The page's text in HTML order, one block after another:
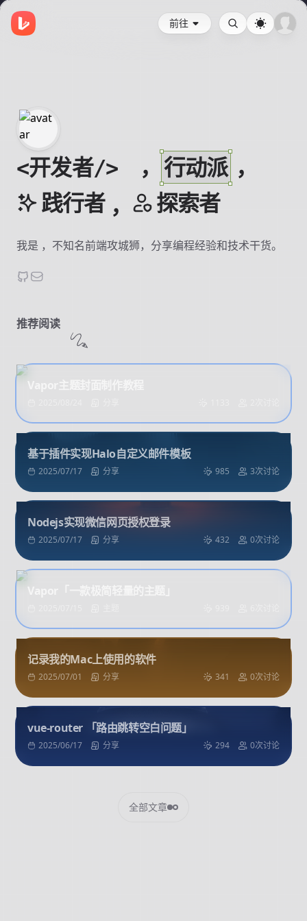
前往
<开发者/> ， 行动派 ，
践行者 ， 探索者
我是 ，不知名前端攻城狮，分享编程经验和技术干货。
推荐阅读
Vapor主题封面制作教程
基于插件实现Halo自定义邮件模板
2025/07/17 分享 985 3次讨论
Nodejs实现微信网页授权登录
2025/07/17 分享 432 0次讨论
Vapor「一款极简轻量的主题」
记录我的Mac上使用的软件
2025/07/01 分享 341 0次讨论
vue-router 「路由跳转空白问题」
2025/06/17 分享 294 0次讨论
全部文章